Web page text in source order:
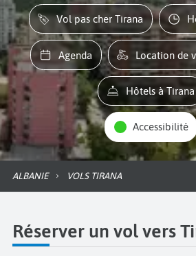
Vol pas cher Tirana
Agenda Location de
Hôtels à Tirana
Accessibilité
ALBANIE VOLS TIRANA
Réserver un vol vers